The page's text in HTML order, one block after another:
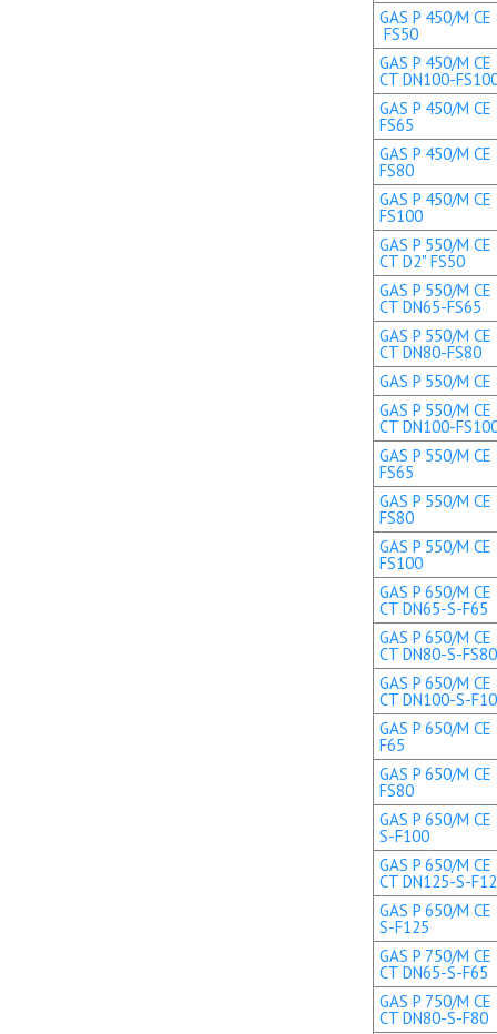
GAS P 450/M
FS50
GAS P 450/M CE
CT DN100-
GAS P 450/M
FS65
GAS P 450/M
FS80
GAS P 450/M
FS100
GAS P 550/M CE
CT D2" FS50
GAS P 550/M CE
CT DN65-FS65
GAS P 550/M CE
CT DN80-FS80
GAS P 550/M CE
GAS P 550/M CE
CT DN100-
GAS P 550/M
FS65
GAS P 550/M
FS80
GAS P 550/M
FS100
GAS P 650/M CE
CT DN65-S-F65
GAS P 650/M CE
CT DN80-S-FS80
GAS P 650/M CE
CT DN100-S-
GAS P 650/M
F65
GAS P 650/M
FS80
GAS P 650/M
S-F100
GAS P 650/M CE
CT DN125-S-
GAS P 650/M
S-F125
GAS P 750/M CE
CT DN65-S-F65
GAS P 750/M CE
CT DN80-S-F80